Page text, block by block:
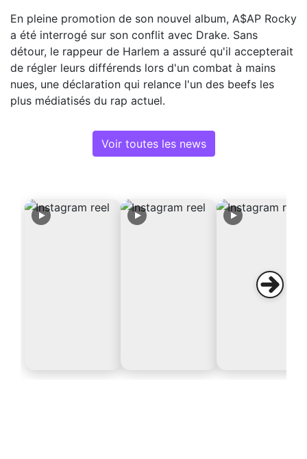
En pleine promotion de son nouvel album, A$AP Rocky
a été interrogé sur son conflit avec Drake. Sans
détour, le rappeur de Harlem a assuré qu'il accepterait
de régler leurs différends lors d'un combat à mains
nues, une déclaration qui relance l'un des beefs les
plus médiatisés du rap actuel.
Voir toutes les news